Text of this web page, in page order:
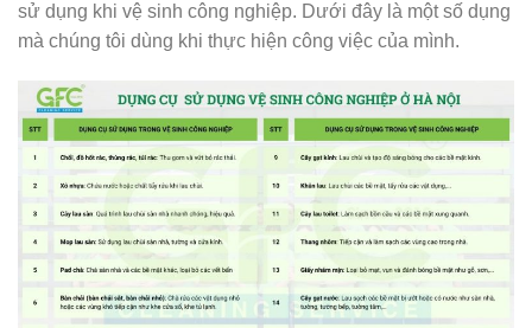
sử dụng khi vệ sinh công nghiệp. Dưới đây là một số dụng
mà chúng tôi dùng khi thực hiện công việc của mình.